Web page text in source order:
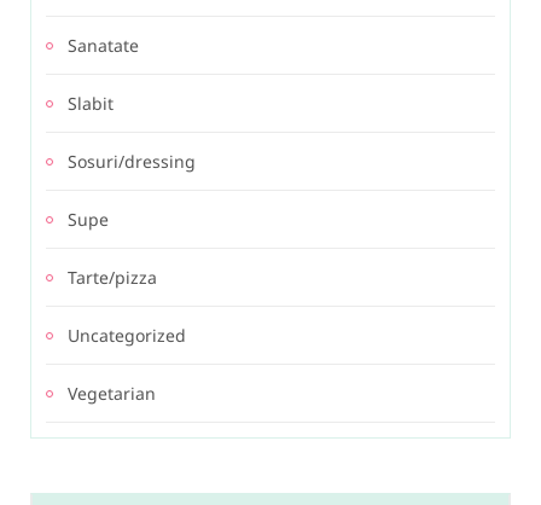
Sanatate
Slabit
Sosuri/dressing
Supe
Tarte/pizza
Uncategorized
Vegetarian